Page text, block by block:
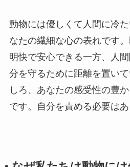
動物には優しくて人間に冷
なたの繊細な心の表れです
明快で安心できる一方、人
分を守るために距離を置い
しろ、あなたの感受性の豊
です。自分を責める必要はあ